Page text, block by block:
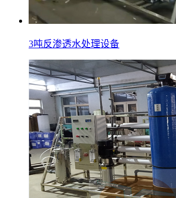
3吨反渗透水处理设备